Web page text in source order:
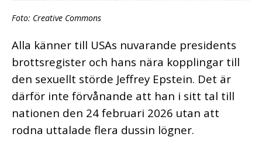
Foto: Creative Commons
Alla känner till USAs nuvarande presidents
brottsregister och hans nära kopplingar till
den sexuellt störde Jeffrey Epstein. Det är
därför inte förvånande att han i sitt tal till
nationen den 24 februari 2026 utan att
rodna uttalade flera dussin lögner.